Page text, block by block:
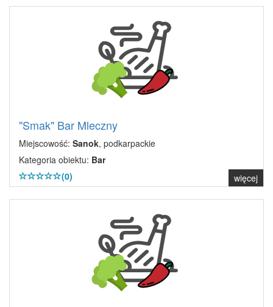
"Smak" Bar Mleczny
Miejscowość: Sanok, podkarpackie
Kategoria obiektu: Bar
(0)
więcej